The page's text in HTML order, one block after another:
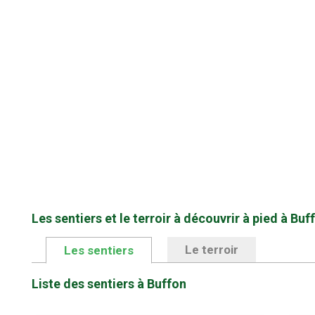
Les sentiers et le terroir à découvrir à pied à
Les sentiers Le terroir
Liste des sentiers à Buffon